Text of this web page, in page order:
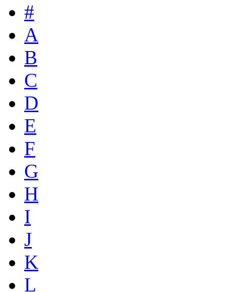
#
A
B
C
D
E
F
G
H
I
J
K
L